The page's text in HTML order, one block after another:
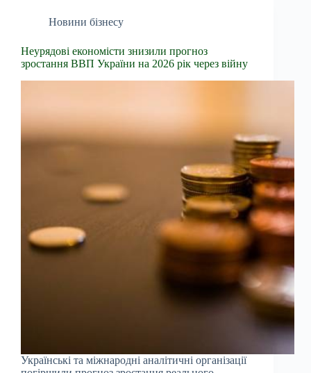
Новини бізнесу
Неурядові економісти знизили прогноз
зростання ВВП України на 2026 рік через війну
Українські та міжнародні аналітичні організації